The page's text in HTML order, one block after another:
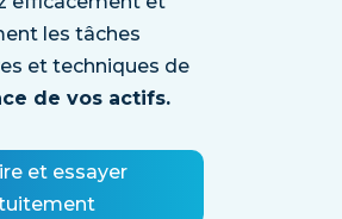
les tâches
et techniques de
de vos actifs.
et essayer